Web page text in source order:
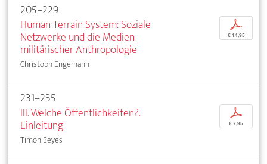
205–229
Human Terrain System: Soziale
Netzwerke und die Medien
militärischer Anthropologie
Christoph Engemann
p
€ 14,95
231–235
III. Welche Öffentlichkeiten?.
Einleitung
Timon Beyes
p
€ 7,95